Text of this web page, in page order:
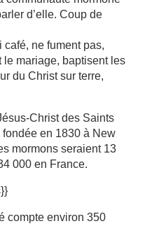
d’elle. Coup de
café, ne fument pas,
le mariage, baptisent les
du Christ sur terre,
Christ des Saints
en 1830 à New
mormons seraient 13
000 en France.
compte environ 350